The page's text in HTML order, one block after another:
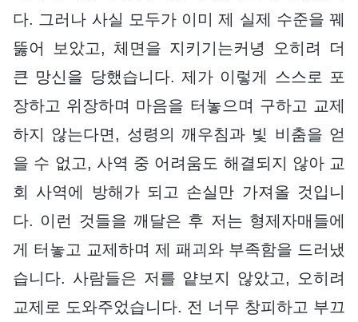
다. 그러나 사실 모두가 이미 제 실제 수준을 꿰
뚫어 보았고, 체면을 지키기는커녕 오히려 더
큰 망신을 당했습니다. 제가 이렇게 스스로 포
장하고 위장하며 마음을 터놓으며 구하고 교제
하지 않는다면, 성령의 깨우침과 빛 비춤을 얻
을 수 없고, 사역 중 어려움도 해결되지 않아 교
회 사역에 방해가 되고 손실만 가져올 것입니
다. 이런 것들을 깨달은 후 저는 형제자매들에
게 터놓고 교제하며 제 패괴와 부족함을 드러냈
습니다. 사람들은 저를 얕보지 않았고, 오히려
교제로 도와주었습니다. 전 너무 창피하고 부끄